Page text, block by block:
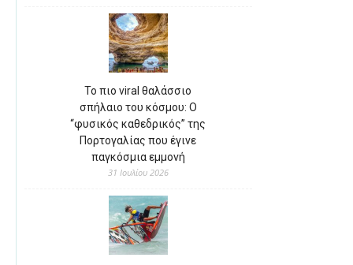
Το πιο viral θαλάσσιο
σπήλαιο του κόσμου: Ο
“φυσικός καθεδρικός” της
Πορτογαλίας που έγινε
παγκόσμια εμμονή
31 Ιουλίου 2026